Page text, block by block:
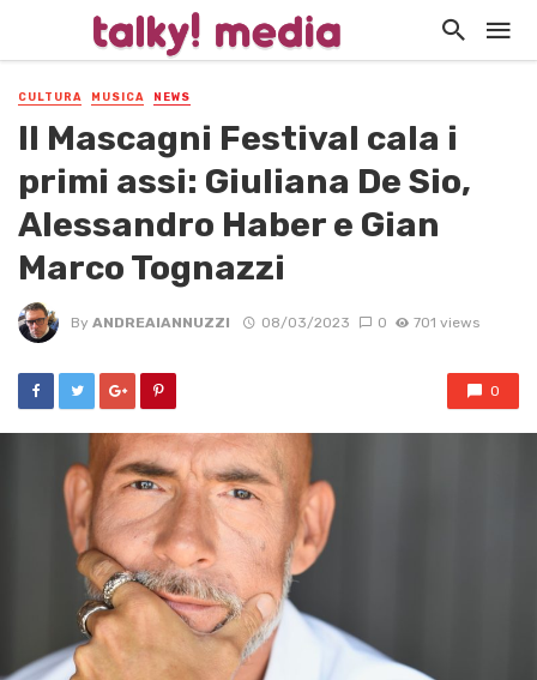
CULTURA MUSICA NEWS
Il Mascagni Festival cala i
primi assi: Giuliana De Sio,
Alessandro Haber e Gian
Marco Tognazzi
By ANDREAIANNUZZI 08/03/2023 0 701 views
0